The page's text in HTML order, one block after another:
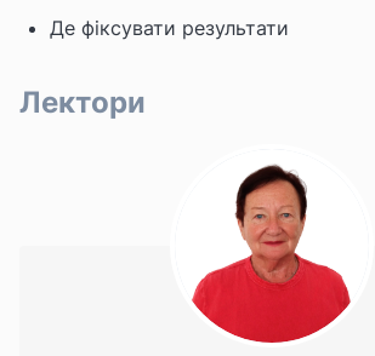
Де фіксувати результати
Лектори